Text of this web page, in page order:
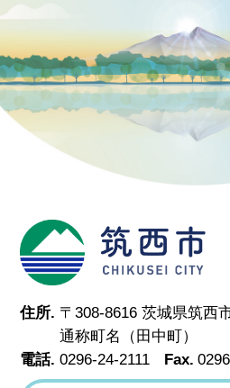
住所. 〒308-8616 茨城県筑西
通称町名（田中町）
電話. 0296-24-2111 Fax.